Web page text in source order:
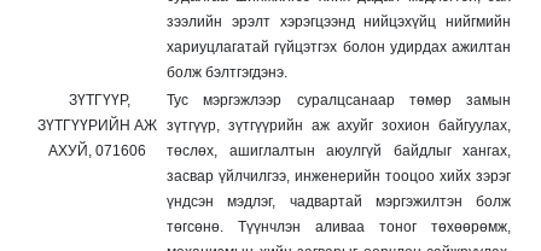
зээлийн эрэлт хэрэгцээнд нийцэхүйц нийгмийн
хариуцлагатай гүйцэтгэх болон удирдах ажилтан
болж бэлтгэгдэнэ.
ЗҮТГҮҮР,
ЗҮТГҮҮРИЙН АЖ
АХУЙ, 071606
Тус мэргэжлээр суралцсанаар төмөр замын
зүтгүүр, зүтгүүрийн аж ахуйг зохион байгуулах,
төслөх, ашиглалтын аюулгүй байдлыг хангах,
засвар үйлчилгээ, инженерийн тооцоо хийх зэрэг
үндсэн мэдлэг, чадвартай мэргэжилтэн болж
төгсөнө. Түүнчлэн аливаа тоног төхөөрөмж,